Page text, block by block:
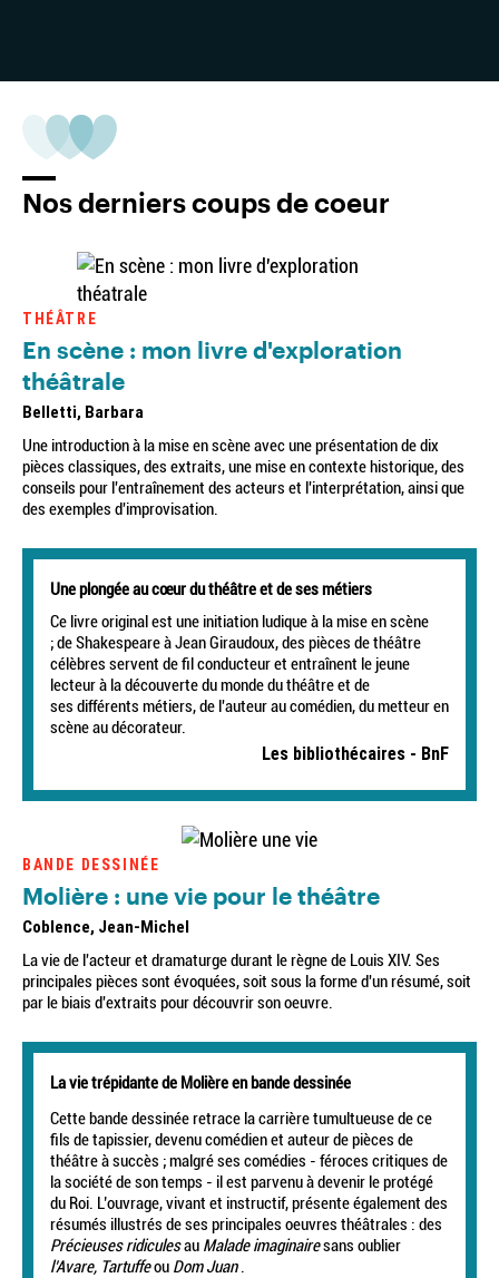
Nos derniers coups de coeur
THÉÂTRE
En scène : mon livre d'exploration
théâtrale
Belletti, Barbara
Une introduction à la mise en scène avec une présentation de dix
pièces classiques, des extraits, une mise en contexte historique, des
conseils pour l'entraînement des acteurs et l'interprétation, ainsi que
des exemples d'improvisation.
Une plongée au cœur du théâtre et de ses métiers
Ce livre original est une initiation ludique à la mise en scène
; de Shakespeare à Jean Giraudoux, des pièces de théâtre
célèbres servent de fil conducteur et entraînent le jeune
lecteur à la découverte du monde du théâtre et de
ses différents métiers, de l'auteur au comédien, du metteur en
scène au décorateur.
Les bibliothécaires - BnF
BANDE DESSINÉE
Molière : une vie pour le théâtre
Coblence, Jean-Michel
La vie de l'acteur et dramaturge durant le règne de Louis XIV. Ses
principales pièces sont évoquées, soit sous la forme d'un résumé, soit
par le biais d'extraits pour découvrir son oeuvre.
La vie trépidante de Molière en bande dessinée
Cette bande dessinée retrace la carrière tumultueuse de ce
fils de tapissier, devenu comédien et auteur de pièces de
théâtre à succès ; malgré ses comédies - féroces critiques de
la société de son temps - il est parvenu à devenir le protégé
du Roi. L’ouvrage, vivant et instructif, présente également des
résumés illustrés de ses principales oeuvres théâtrales : des
Précieuses ridiculesau Malade imaginairesans oublier
l’Avare, Tartuffeou Dom Juan.